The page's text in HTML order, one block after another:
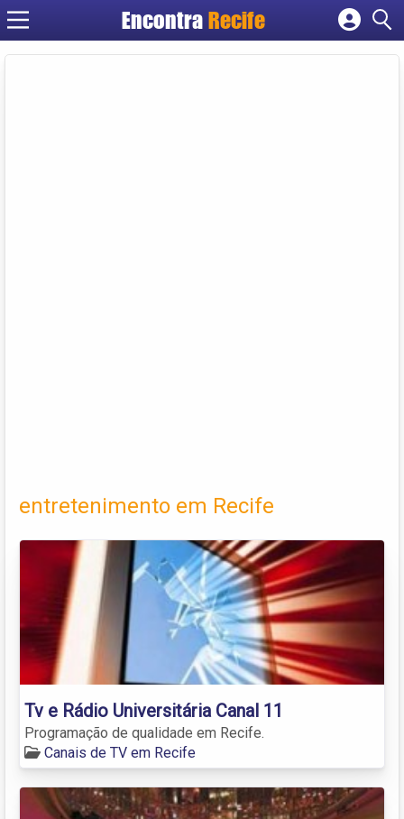
Encontra Recife
Cadastrar empresa
entretenimento em Recife
Tv e Rádio Universitária Canal 11
Programação de qualidade em Recife.
Canais de TV em Recife